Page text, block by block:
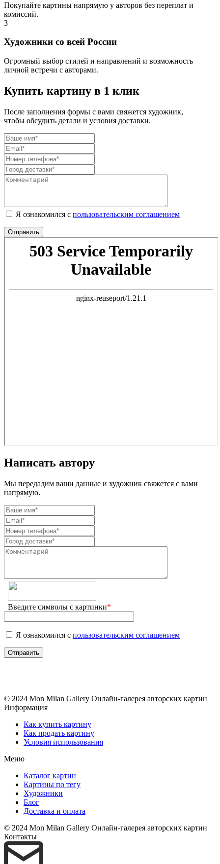
Покупайте картины напрямую у авторов без переплат и
комиссий.
3
Художники со всей России
Огромный выбор стилей и направлений и возможность
личной встречи с авторами.
Купить картину в 1 клик
После заполнения формы с вами свяжется художник,
чтобы обсудить детали и условия доставки.
Я ознакомился с пользовательским соглашением
Написать автору
Мы передадим ваши данные и художник свяжется с вами
напрямую.
Введите символы с картинки*
Я ознакомился с пользовательским соглашением
© 2024 Mon Milan Gallery Онлайн-галерея авторских картин
Информация
Как купить картину
Как продать картину
Условия использования
Меню
Каталог картин
Картины по тегу
Художники
Блог
Доставка и оплата
© 2024 Mon Milan Gallery Онлайн-галерея авторских картин
Контакты